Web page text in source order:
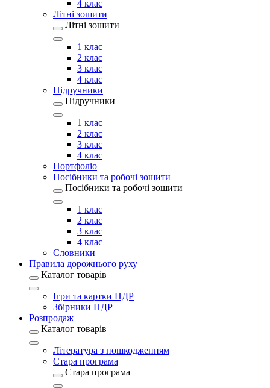
4 клас
Літні зошити
Літні зошити
1 клас
2 клас
3 клас
4 клас
Підручники
Підручники
1 клас
2 клас
3 клас
4 клас
Портфоліо
Посібники та робочі зошити
Посібники та робочі зошити
1 клас
2 клас
3 клас
4 клас
Словники
Правила дорожнього руху
Каталог товарів
Ігри та картки ПДР
Збірники ПДР
Розпродаж
Каталог товарів
Література з пошкодженням
Стара програма
Стара програма